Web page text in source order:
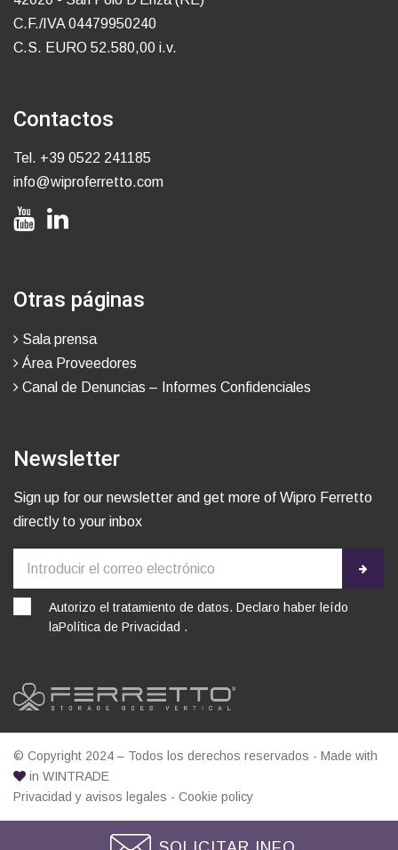
C.F./IVA 04479950240
C.S. EURO 52.580,00 i.v.
Contactos
Tel. +39 0522 241185
info@wiproferretto.com
Otras páginas
Sala prensa
Área Proveedores
Canal de Denuncias – Informes Confidenciales
Newsletter
Sign up for our newsletter and get more of Wipro Ferretto
directly to your inbox
Autorizo el tratamiento de datos. Declaro haber leído
laPolítica de Privacidad .
© Copyright 2024 – Todos los derechos reservados - Made with
in WINTRADE
Privacidad y avisos legales - Cookie policy